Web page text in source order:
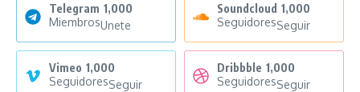
Telegram 1,000
MiembrosUnete
Soundcloud 1,000
SeguidoresSeguir
Vimeo 1,000
SeguidoresSeguir
Dribbble 1,000
SeguidoresSeguir